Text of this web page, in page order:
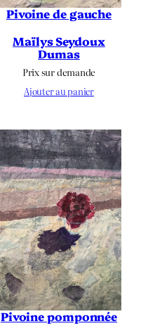
Pivoine de gauche
Maïlys Seydoux
Dumas
Prix sur demande
Ajouter au panier
Pivoine pomponnée